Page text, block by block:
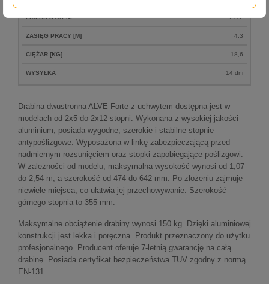
LICZBA STOPNI 2x12
ZASIĘG PRACY [M] 4,3
CIĘŻAR [KG] 18,6
WYSYŁKA 14 dni
Drabina dwustronna ALVE Forte z uchwytem dostępna jest w
modelach od 2x5 do 2x12 stopni. Wykonana z wysokiej jakości
aluminium, posiada wygodne, szerokie i stabilne stopnie
antypoślizgowe. Wyposażona w linkę zabezpieczającą przed
nadmiernym rozsunięciem oraz stopki zapobiegające poślizgowi.
W zależności od modelu, maksymalna wysokość wynosi od 1,07
do 2,54 m, a szerokość od 474 do 642 mm. Po złożeniu zajmuje
niewiele miejsca, co ułatwia jej przechowywanie. Szerokość
górnego stopnia to 355 mm.
Maksymalne obciążenie drabiny wynosi 150 kg. Dzięki aluminiowej
konstrukcji jest lekka i poręczna. Produkt przeznaczony do użytku
profesjonalnego. Producent oferuje 7-letnią gwarancję na całą
drabinę. Posiada certyfikat bezpieczeństwa TUV zgodny z normą
EN-131.